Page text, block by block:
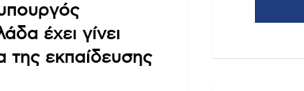
έχει γίνει
της εκπαίδευσης